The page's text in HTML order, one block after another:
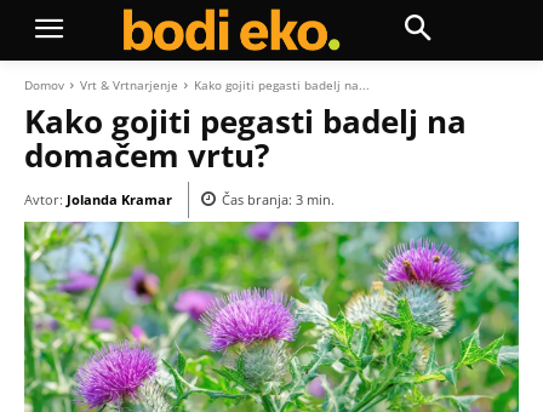
Domov Vrt & Vrtnarjenje Kako gojiti pegasti badelj na...
Kako gojiti pegasti badelj na
domačem vrtu?
Avtor: Jolanda Kramar Čas branja: 3 min.